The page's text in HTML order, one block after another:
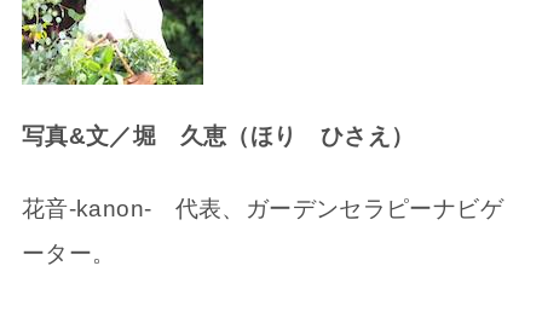
写真&文／堀 久恵（ほり ひさえ）
花音-kanon- 代表、ガーデンセラピーナビゲ
ーター。